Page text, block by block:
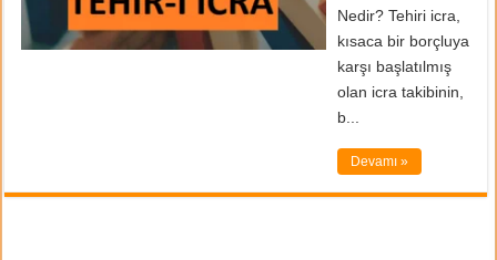
Nedir? Tehiri icra,
kısaca bir borçluya
karşı başlatılmış
olan icra takibinin,
b...
Devamı »